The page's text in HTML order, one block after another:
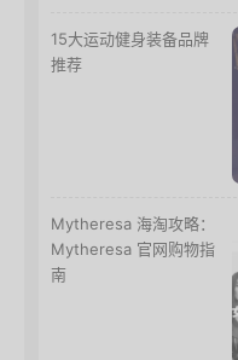
15大运动健身装备品牌
推荐
Mytheresa 海淘攻略：
Mytheresa 官网购物指
南